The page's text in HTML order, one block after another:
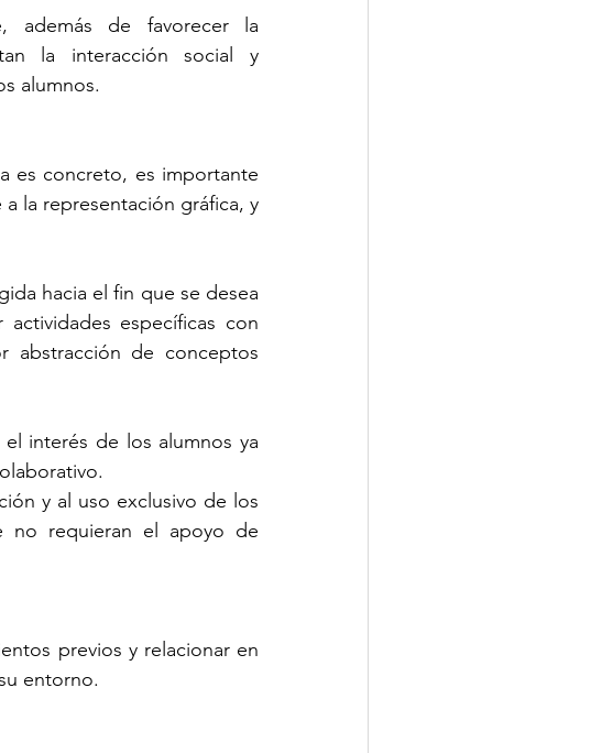
además de favorecer la
la interacción social y
alumnos.
es concreto, es importante
la representación gráfica, y
hacia el fin que se desea
abstracción de conceptos
interés de los alumnos ya
y al uso exclusivo de los
no requieran el apoyo de
previos y relacionar en
entorno.